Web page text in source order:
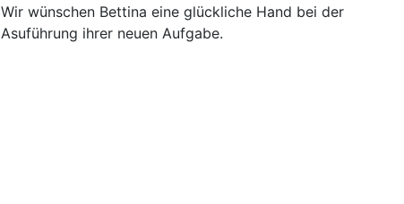
Wir wünschen Bettina eine glückliche Hand bei der
Asuführung ihrer neuen Aufgabe.